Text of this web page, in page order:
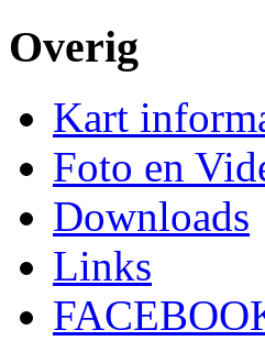
Overig
Kart
Foto en
Downloads
Links